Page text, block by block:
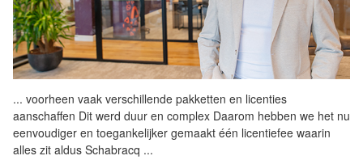
... voorheen vaak verschillende pakketten en licenties
aanschaffen Dit werd duur en complex Daarom hebben we het nu
eenvoudiger en toegankelijker gemaakt één licentiefee waarin
alles zit aldus Schabracq ...